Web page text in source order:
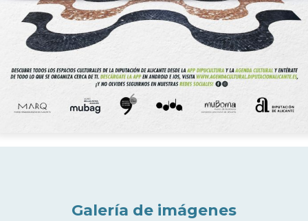
Galería de imágenes